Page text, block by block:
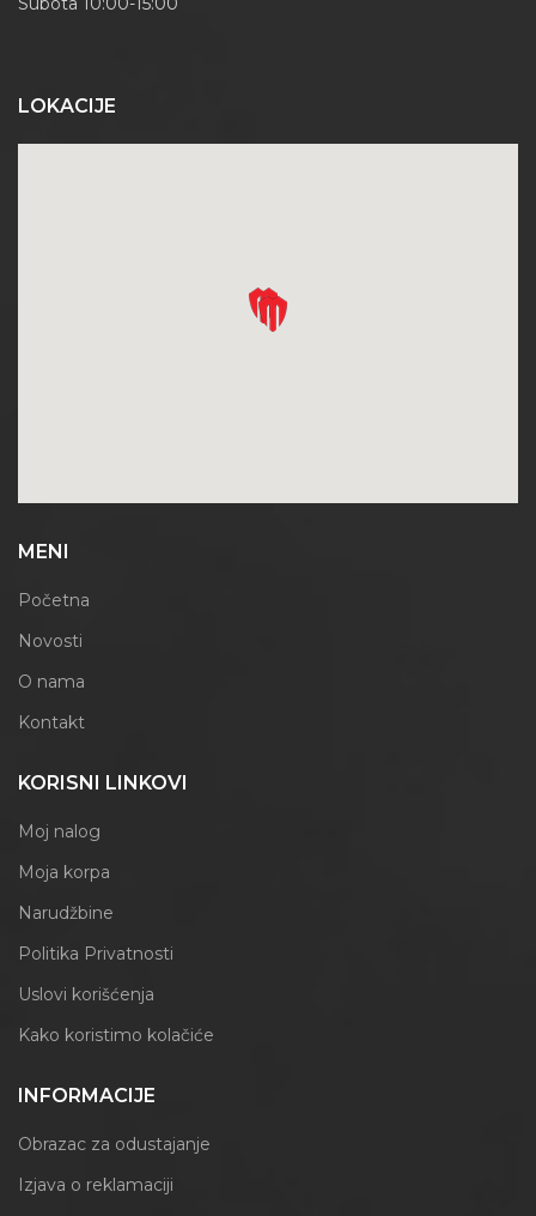
LOKACIJE
MENI
Početna
Novosti
O nama
Kontakt
KORISNI LINKOVI
Moj nalog
Moja korpa
Narudžbine
Politika Privatnosti
Uslovi korišćenja
Kako koristimo kolačiće
INFORMACIJE
Obrazac za odustajanje
Izjava o reklamaciji